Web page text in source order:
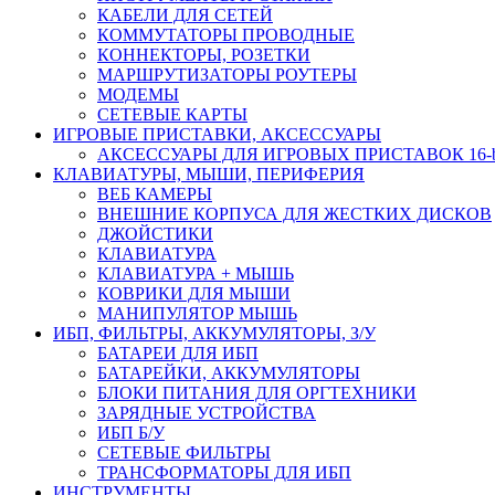
КАБЕЛИ ДЛЯ СЕТЕЙ
КОММУТАТОРЫ ПРОВОДНЫЕ
КОННЕКТОРЫ, РОЗЕТКИ
МАРШРУТИЗАТОРЫ РОУТЕРЫ
МОДЕМЫ
СЕТЕВЫЕ КАРТЫ
ИГРОВЫЕ ПРИСТАВКИ, АКСЕССУАРЫ
АКСЕССУАРЫ ДЛЯ ИГРОВЫХ ПРИСТАВОК 16-
КЛАВИАТУРЫ, МЫШИ, ПЕРИФЕРИЯ
ВЕБ КАМЕРЫ
ВНЕШНИЕ КОРПУСА ДЛЯ ЖЕСТКИХ ДИСКОВ
ДЖОЙСТИКИ
КЛАВИАТУРА
КЛАВИАТУРА + МЫШЬ
КОВРИКИ ДЛЯ МЫШИ
МАНИПУЛЯТОР МЫШЬ
ИБП, ФИЛЬТРЫ, АККУМУЛЯТОРЫ, З/У
БАТАРЕИ ДЛЯ ИБП
БАТАРЕЙКИ, АККУМУЛЯТОРЫ
БЛОКИ ПИТАНИЯ ДЛЯ ОРГТЕХНИКИ
ЗАРЯДНЫЕ УСТРОЙСТВА
ИБП Б/У
СЕТЕВЫЕ ФИЛЬТРЫ
ТРАНСФОРМАТОРЫ ДЛЯ ИБП